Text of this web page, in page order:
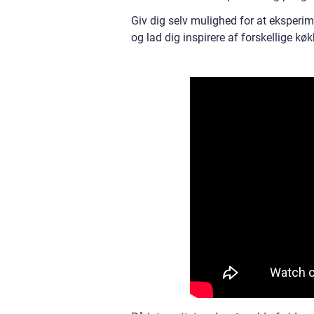
Giv dig selv mulighed for at
og lad dig inspirere af forskellige